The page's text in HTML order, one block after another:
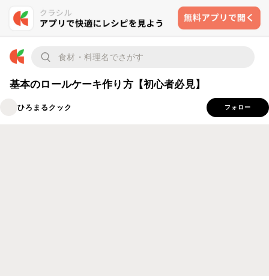
基本のロールケーキ作り方【初心者必見】
ひろまるクック フォロー